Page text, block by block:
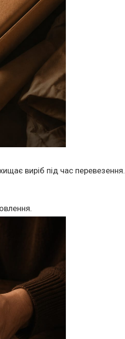
виріб під час перевезення.